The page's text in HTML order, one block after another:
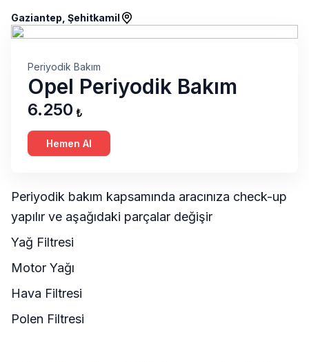
Gaziantep, Şehitkamil
Periyodik Bakım
Opel Periyodik Bakım
6.250 ₺
Hemen Al
Periyodik bakım kapsamında aracınıza check-up
yapılır ve aşağıdaki parçalar değişir
Yağ Filtresi
Motor Yağı
Hava Filtresi
Polen Filtresi